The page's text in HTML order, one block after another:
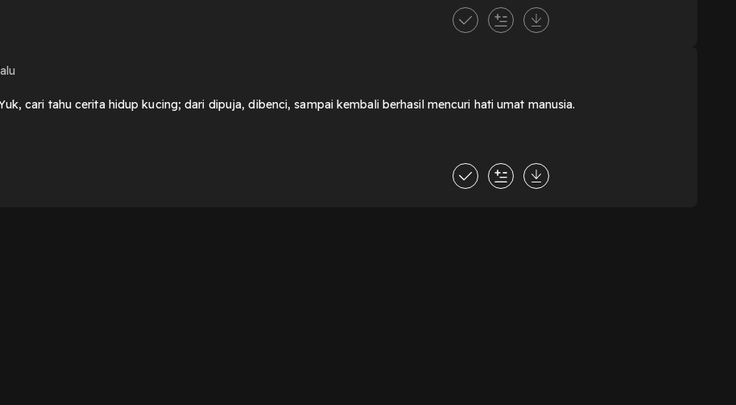
cari tahu cerita hidup kucing; dari dipuja, dibenci, sampai kembali berhasil mencuri hati umat manusia.